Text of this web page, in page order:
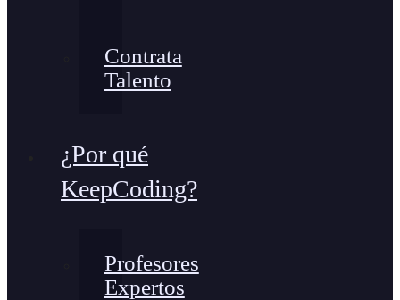
Contrata
Talento
¿Por qué
KeepCoding?
Profesores
Expertos